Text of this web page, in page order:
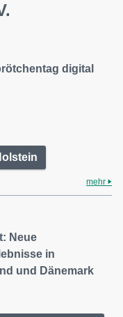
digital
mehr
Neue
in
und Dänemark